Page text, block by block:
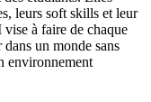
leurs soft skills et leur
à faire de chaque
un monde sans
environnement